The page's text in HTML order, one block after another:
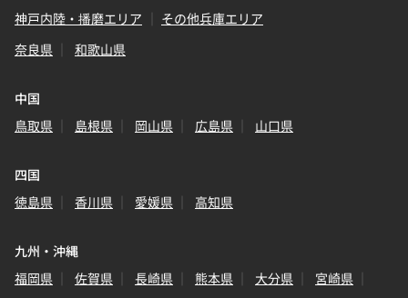
神戸内陸・播磨エリア
その他兵庫エリア
奈良県
和歌山県
中国
鳥取県
島根県 岡山県 広島県 山口県
四国
徳島県
香川県 愛媛県 高知県
九州・沖縄
福岡県
佐賀県 長崎県 熊本県 大分県
宮崎県